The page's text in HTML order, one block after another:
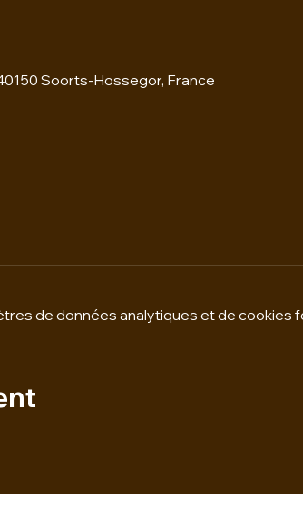
Soorts-Hossegor, France
de données analytiques et de cookies